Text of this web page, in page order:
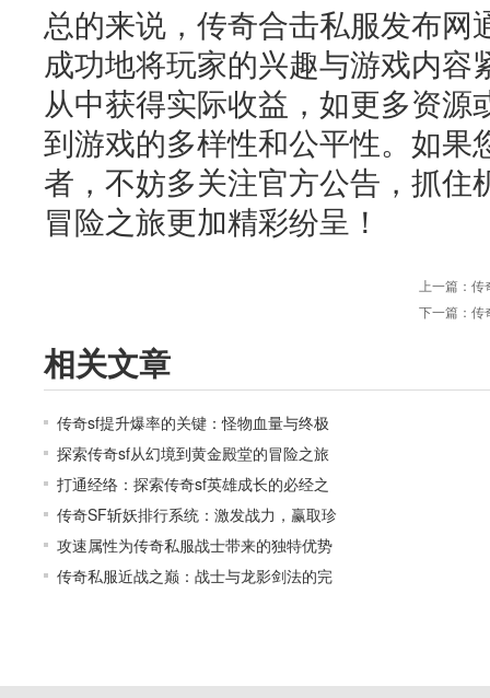
总的来说，传奇合击私服发布网
成功地将玩家的兴趣与游戏内容
从中获得实际收益，如更多资源
到游戏的多样性和公平性。如果
者，不妨多关注官方公告，抓住
冒险之旅更加精彩纷呈！
上一篇： 传
下一篇： 传
相关文章
传奇sf提升爆率的关键：怪物血量与终极
探索传奇sf从幻境到黄金殿堂的冒险之旅
打通经络：探索传奇sf英雄成长的必经之
传奇SF斩妖排行系统：激发战力，赢取珍
攻速属性为传奇私服战士带来的独特优势
传奇私服近战之巅：战士与龙影剑法的完